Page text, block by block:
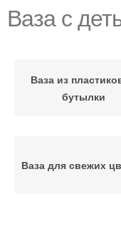
Ваза с
Ваза из
бутылки
Ваза для свежих